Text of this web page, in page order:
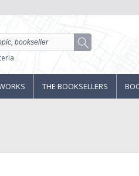
THE BOOKSELLERS